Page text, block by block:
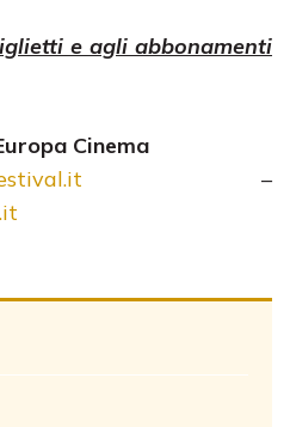
e agli abbonamenti
Cinema
–